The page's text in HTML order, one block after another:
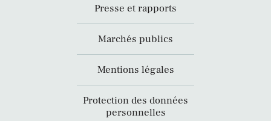
Presse et rapports
Marchés publics
Mentions légales
Protection des données
personnelles